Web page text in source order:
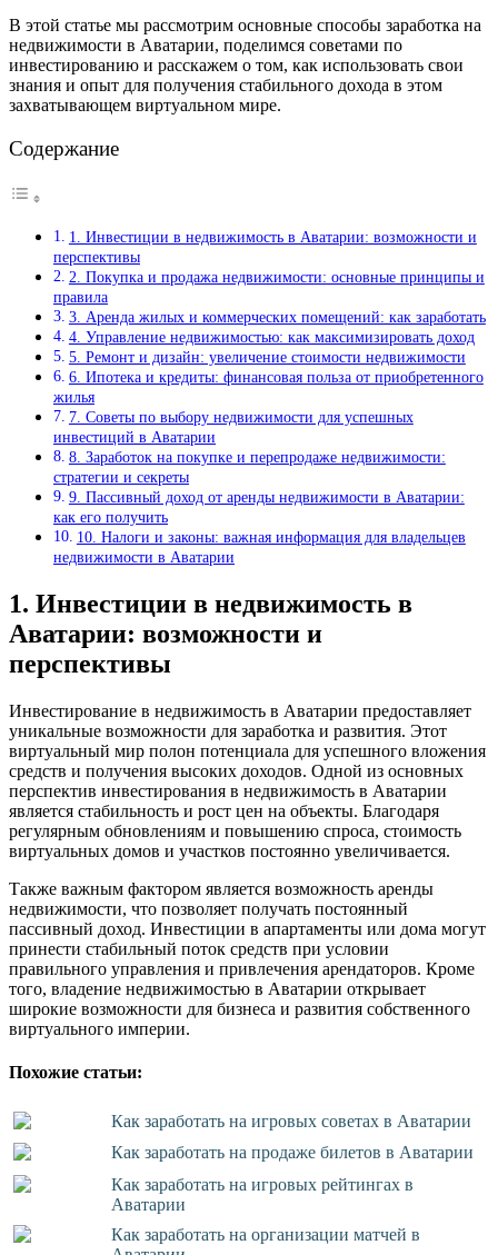
В этой статье мы рассмотрим основные способы заработка на
недвижимости в Аватарии, поделимся советами по
инвестированию и расскажем о том, как использовать свои
знания и опыт для получения стабильного дохода в этом
захватывающем виртуальном мире.
Содержание
1. Инвестиции в недвижимость в Аватарии: возможности и
перспективы
2. Покупка и продажа недвижимости: основные принципы и
правила
3. Аренда жилых и коммерческих помещений: как заработать
4. Управление недвижимостью: как максимизировать доход
5. Ремонт и дизайн: увеличение стоимости недвижимости
6. Ипотека и кредиты: финансовая польза от приобретенного
жилья
7. Советы по выбору недвижимости для успешных
инвестиций в Аватарии
8. Заработок на покупке и перепродаже недвижимости:
стратегии и секреты
9. Пассивный доход от аренды недвижимости в Аватарии:
как его получить
10. Налоги и законы: важная информация для владельцев
недвижимости в Аватарии
1. Инвестиции в недвижимость в
Аватарии: возможности и
перспективы
Инвестирование в недвижимость в Аватарии предоставляет
уникальные возможности для заработка и развития. Этот
виртуальный мир полон потенциала для успешного вложения
средств и получения высоких доходов. Одной из основных
перспектив инвестирования в недвижимость в Аватарии
является стабильность и рост цен на объекты. Благодаря
регулярным обновлениям и повышению спроса, стоимость
виртуальных домов и участков постоянно увеличивается.
Также важным фактором является возможность аренды
недвижимости, что позволяет получать постоянный
пассивный доход. Инвестиции в апартаменты или дома могут
принести стабильный поток средств при условии
правильного управления и привлечения арендаторов. Кроме
того, владение недвижимостью в Аватарии открывает
широкие возможности для бизнеса и развития собственного
виртуального империи.
Похожие статьи:
Как заработать на игровых советах в Аватарии
Как заработать на продаже билетов в Аватарии
Как заработать на игровых рейтингах в
Аватарии
Как заработать на организации матчей в